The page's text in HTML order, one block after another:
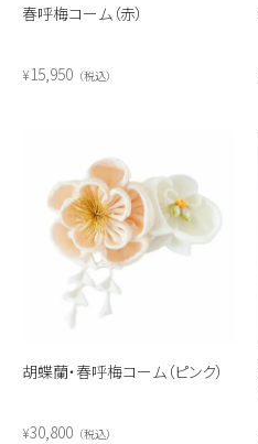
春呼梅コーム（赤）
¥15,950 税込
胡蝶蘭・春呼梅コーム（ピンク）
¥30,800 税込